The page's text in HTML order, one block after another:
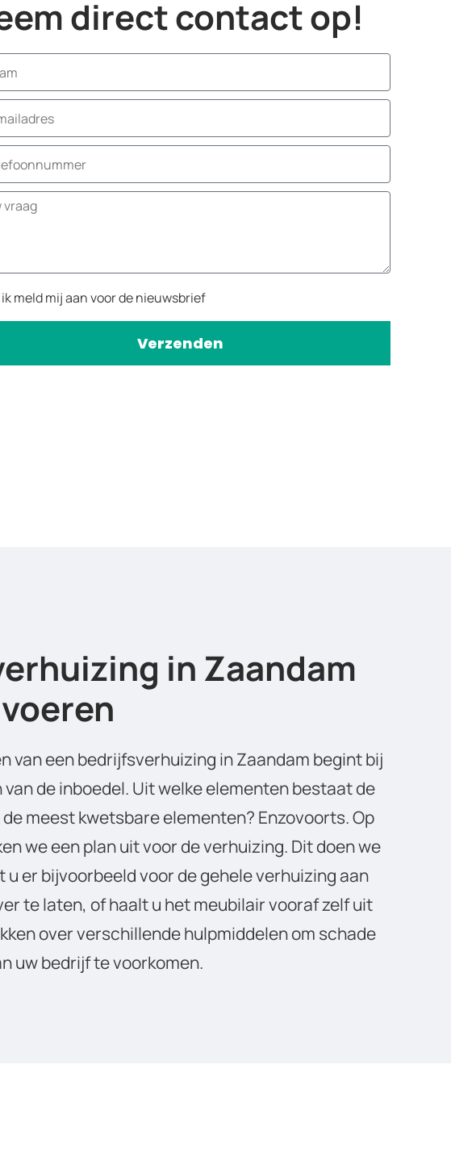
direct contact op!
ik meld mij aan voor de nieuwsbrief
Verzenden
in Zaandam
van een bedrijfsverhuizing in Zaandam begint bij
de inboedel. Uit welke elementen bestaat de
meest kwetsbare elementen? Enzovoorts. Op
we een plan uit voor de verhuizing. Dit doen we
u er bijvoorbeeld voor de gehele verhuizing aan
te laten, of haalt u het meubilair vooraf zelf uit
over verschillende hulpmiddelen om schade
uw bedrijf te voorkomen.